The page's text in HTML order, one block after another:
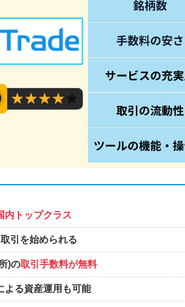
内トップクラス
取引を始められる
)の取引手数料が無料
よる資産運用も可能